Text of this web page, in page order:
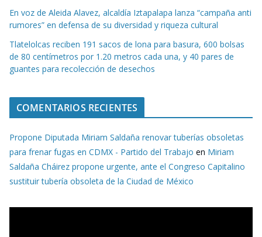
En voz de Aleida Alavez, alcaldía Iztapalapa lanza “campaña anti
rumores” en defensa de su diversidad y riqueza cultural
Tlatelolcas reciben 191 sacos de lona para basura, 600 bolsas
de 80 centímetros por 1.20 metros cada una, y 40 pares de
guantes para recolección de desechos
COMENTARIOS RECIENTES
Propone Diputada Miriam Saldaña renovar tuberías obsoletas
para frenar fugas en CDMX - Partido del Trabajo en Miriam
Saldaña Cháirez propone urgente, ante el Congreso Capitalino
sustituir tubería obsoleta de la Ciudad de México